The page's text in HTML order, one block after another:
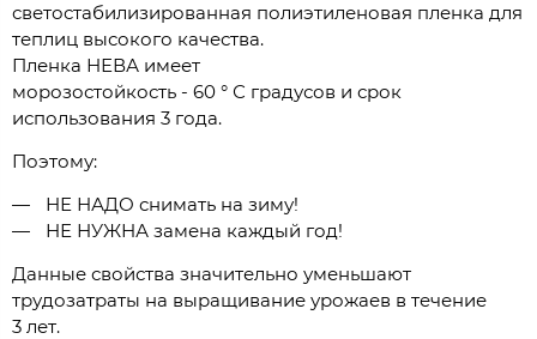
светостабилизированная полиэтиленовая пленка для
теплиц высокого качества.
Пленка НЕВА имеет
морозостойкость - 60 ° С градусов и срок
использования 3 года.
Поэтому:
НЕ НАДО снимать на зиму!
НЕ НУЖНА замена каждый год!
Данные свойства значительно уменьшают
трудозатраты на выращивание урожаев в течение
3 лет.